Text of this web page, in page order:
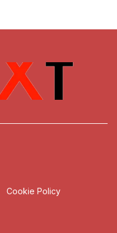
Cookie Policy